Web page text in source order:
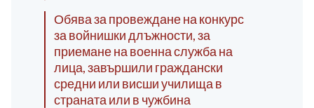
Обява за провеждане на конкурс
за войнишки длъжности, за
приемане на военна служба на
лица, завършили граждански
средни или висши училища в
страната или в чужбина